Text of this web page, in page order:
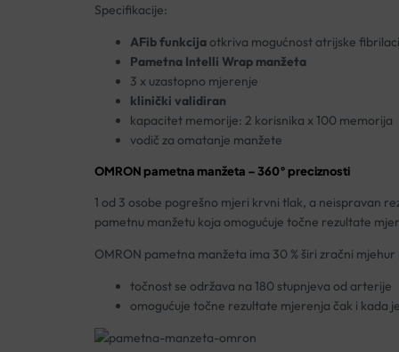
Specifikacije:
AFib funkcijaotkriva mogućnost atrijske
Pametna Intelli Wrap manžeta
3 x uzastopno mjerenje
klinički validiran
kapacitet memorije: 2 korisnika x 100 memorija
vodič za omatanje manžete
OMRON pametna manžeta – 360° preciznosti
1 od 3 osobe pogrešno mjeri krvni tlak, a neispravan
pametnu manžetu koja omogućuje točne rezultate
OMRON pametna manžeta ima 30 % širi zračni
točnost se održava na 180 stupnjeva od arterije
omogućuje točne rezultate mjerenja čak i kada